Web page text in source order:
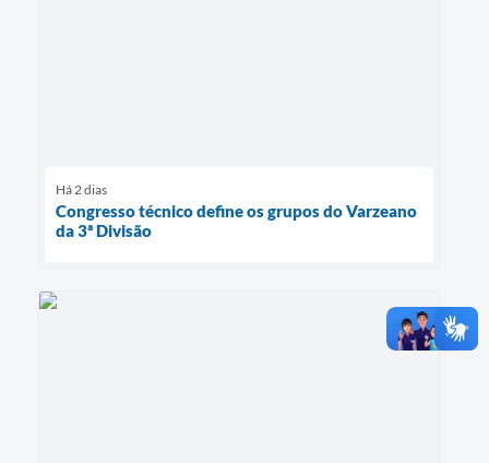
Há 2 dias
Congresso técnico define os grupos do Varzeano
da 3ª Divisão